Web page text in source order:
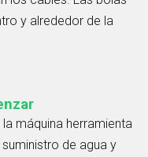
y alrededor de la
máquina herramienta
de agua y